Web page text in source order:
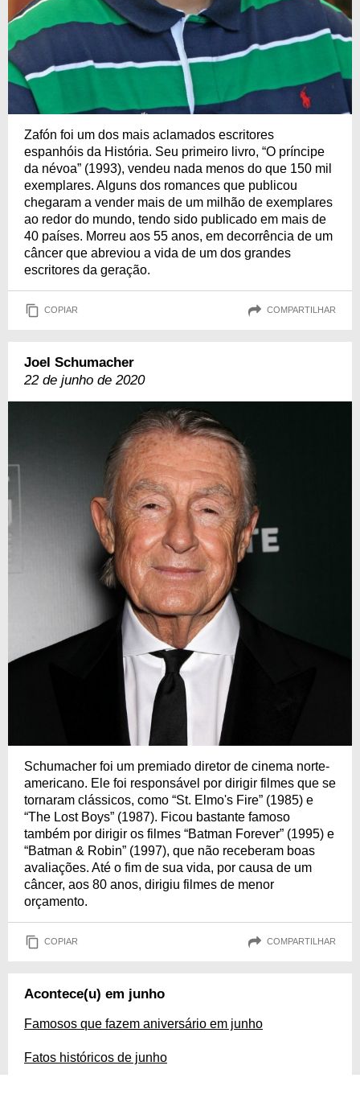
Zafón foi um dos mais aclamados escritores
espanhóis da História. Seu primeiro livro, “O príncipe
da névoa” (1993), vendeu nada menos do que 150 mil
exemplares. Alguns dos romances que publicou
chegaram a vender mais de um milhão de exemplares
ao redor do mundo, tendo sido publicado em mais de
40 países. Morreu aos 55 anos, em decorrência de um
câncer que abreviou a vida de um dos grandes
escritores da geração.
COPIAR COMPARTILHAR
Joel Schumacher
22 de junho de 2020
Schumacher foi um premiado diretor de cinema norte-
americano. Ele foi responsável por dirigir filmes que se
tornaram clássicos, como “St. Elmo's Fire” (1985) e
“The Lost Boys” (1987). Ficou bastante famoso
também por dirigir os filmes “Batman Forever” (1995) e
“Batman & Robin” (1997), que não receberam boas
avaliações. Até o fim de sua vida, por causa de um
câncer, aos 80 anos, dirigiu filmes de menor
orçamento.
COPIAR COMPARTILHAR
Acontece(u) em junho
Famosos que fazem aniversário em junho
Fatos históricos de junho